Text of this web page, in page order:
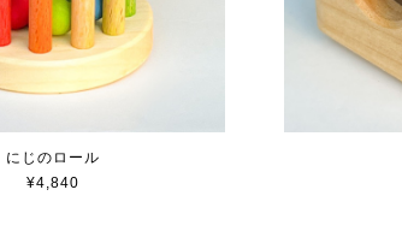
にじのロール
¥4,840